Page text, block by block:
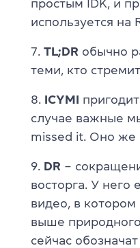
простым IDK, и
используется на
7. TL;DR обычно
теми, кто
8. ICYMI
случае важные
missed it. Оно же
9. DR –
восторга. У него
видео, в
выше
сейчас